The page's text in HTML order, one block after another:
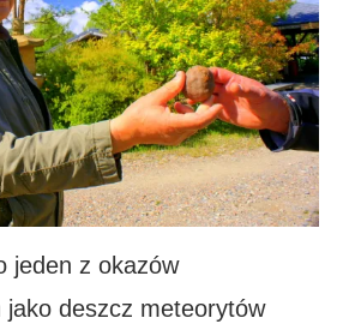
jeden z okazów
jako deszcz meteorytów